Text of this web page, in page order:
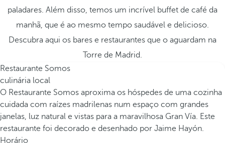
paladares. Além disso, temos um incrível buffet de café da
manhã, que é ao mesmo tempo saudável e delicioso.
Descubra aqui os bares e restaurantes que o aguardam na
Torre de Madrid.
Restaurante Somos
culinária local
O Restaurante Somos aproxima os hóspedes de uma cozinha
cuidada com raízes madrilenas num espaço com grandes
janelas, luz natural e vistas para a maravilhosa Gran Vía. Este
restaurante foi decorado e desenhado por Jaime Hayón.
Horário